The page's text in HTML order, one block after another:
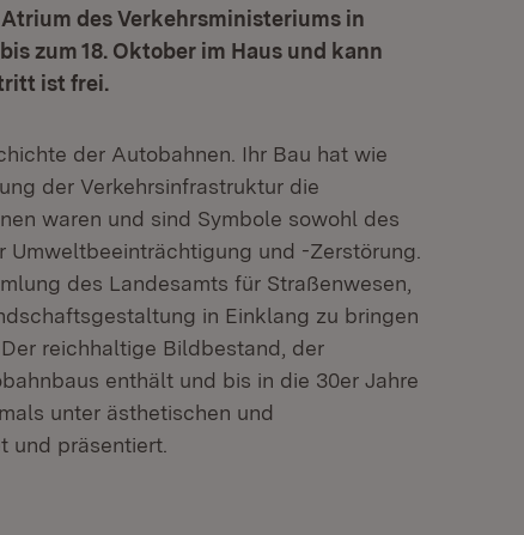
Atrium des Verkehrsministeriums in
zum 18. Oktober im Haus und kann
ist frei.
der Autobahnen. Ihr Bau hat wie
der Verkehrsinfrastruktur die
waren und sind Symbole sowohl des
und -Zerstörung.
des Landesamts für Straßenwesen,
in Einklang zu bringen
reichhaltige Bildbestand, der
enthält und bis in die 30er Jahre
unter ästhetischen und
und präsentiert.